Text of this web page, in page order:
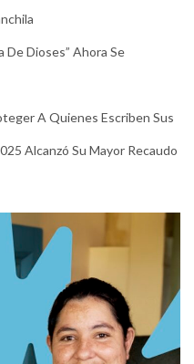
De Dioses” Ahora Se
A Quienes Escriben Sus
Alcanzó Su Mayor Recaudo